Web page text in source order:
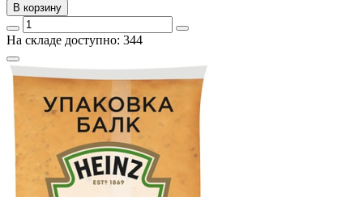
В корзину
На складе доступно: 344